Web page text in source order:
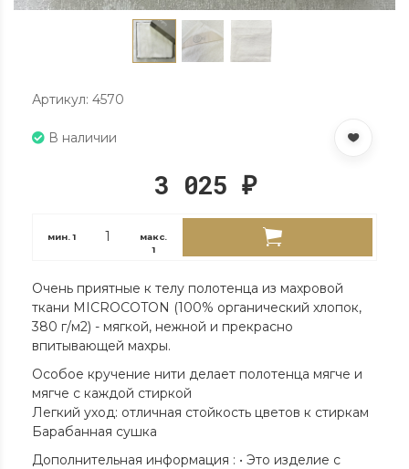
Артикул: 4570
В наличии
3 025 ₽
мин.1
макс.
1
Очень приятные к телу полотенца из махровой
ткани MICROCOTON (100% органический хлопок,
380 г/м2) - мягкой, нежной и прекрасно
впитывающей махры.
Особое кручение нити делает полотенца мягче и
мягче с каждой стиркой
Легкий уход: отличная стойкость цветов к стиркам
Барабанная сушка
Дополнительная информация : • Это изделие с